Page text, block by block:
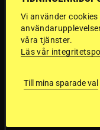
SVERIGE
Vi använder
våra tjänster.
Läs vår
Till mina sparade val